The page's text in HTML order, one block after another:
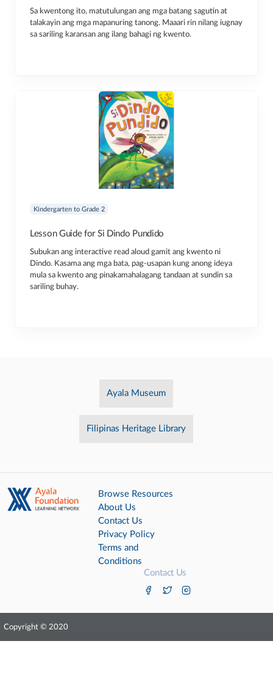
Sa kwentong ito, matutulungan ang mga batang sagutin at
talakayin ang mga mapanuring tanong. Maaari rin nilang iugnay
sa sariling karansan ang ilang bahagi ng kwento.
Kindergarten to Grade 2
Lesson Guide for Si Dindo Pundido
Subukan ang interactive read aloud gamit ang kwento ni
Dindo. Kasama ang mga bata, pag-usapan kung anong ideya
mula sa kwento ang pinakamahalagang tandaan at sundin sa
sariling buhay.
Ayala Museum
Filipinas Heritage Library
Browse Resources
About Us
Contact Us
Privacy Policy
Terms and
Conditions
Contact Us
Copyright © 2020